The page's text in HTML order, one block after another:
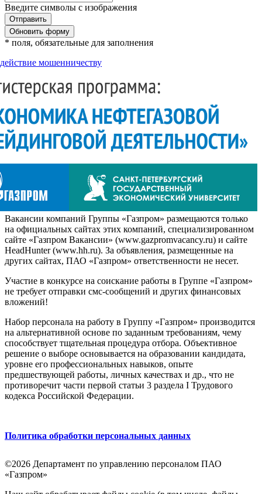
Введите символы с изображения
Обновить форму
* поля, обязательные для заполнения
мошенничеству
Вакансии компаний Группы «Газпром» размещаются только
на официальных сайтах этих компаний, специализированном
сайте «Газпром Вакансии» (www.gazpromvacancy.ru) и сайте
HeadHunter (www.hh.ru). За объявления, размещенные на
других сайтах, ПАО «Газпром» ответственности не несет.
Участие в конкурсе на соискание работы в Группе «Газпром»
не требует отправки смс-сообщений и других финансовых
вложений!
Набор персонала на работу в Группу «Газпром» производится
на альтернативной основе по заданным требованиям, чему
способствует тщательная процедура отбора. Объективное
решение о выборе основывается на образовании кандидата,
уровне его профессиональных навыков, опыте
предшествующей работы, личных качествах и др., что не
противоречит части первой статьи 3 раздела I Трудового
кодекса Российской Федерации.
Политика обработки персональных данных
©2026 Департамент по управлению персоналом ПАО
«Газпром»